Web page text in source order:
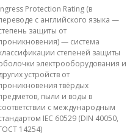
Protection Rating (в
с английского языка —
защиты от
— система
степеней защиты
электрооборудования и
устройств от
твёрдых
пыли и воды в
с международным
IEC 60529 (DIN 40050,
14254)